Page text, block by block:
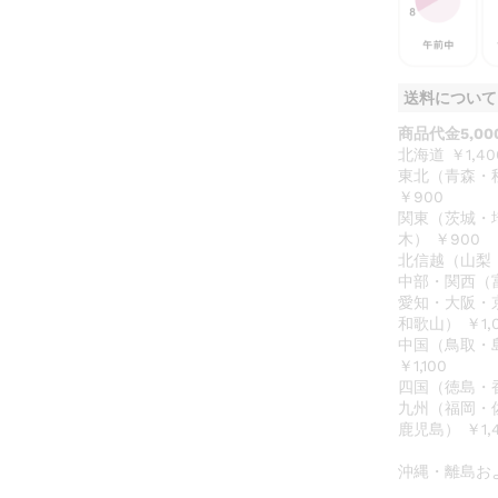
送料について
商品代金
北海道 ￥
東北（青森・
￥900
関東（茨城・
木） ￥900
北信越（山
中部・関西（
愛知・大阪・
和歌山） ￥
中国（鳥取・
￥1,100
四国（徳島
九州（福岡・
鹿児島） ￥
沖縄・離島お